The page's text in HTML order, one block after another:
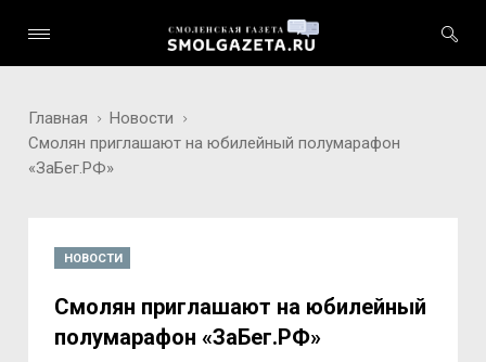
Главная
Новости
Смолян приглашают на юбилейный полумарафон
«ЗаБег.РФ»
НОВОСТИ
Смолян приглашают на юбилейный
полумарафон «ЗаБег.РФ»